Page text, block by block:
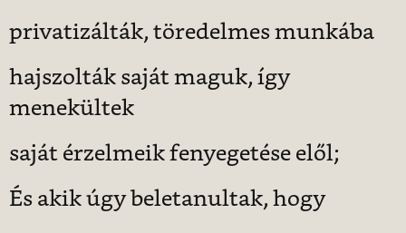
privatizálták, töredelmes munkába
hajszolták saját maguk, így
menekültek
saját érzelmeik fenyegetése elől;
És akik úgy beletanultak, hogy